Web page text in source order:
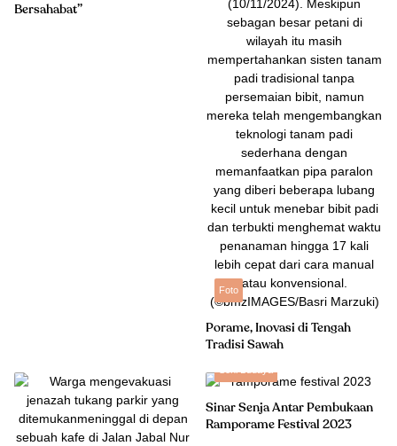
Bersahabat”
Foto
Porame, Inovasi di Tengah
Tradisi Sawah
Sinar Senja Antar Pembukaan
Ramporame Festival 2023